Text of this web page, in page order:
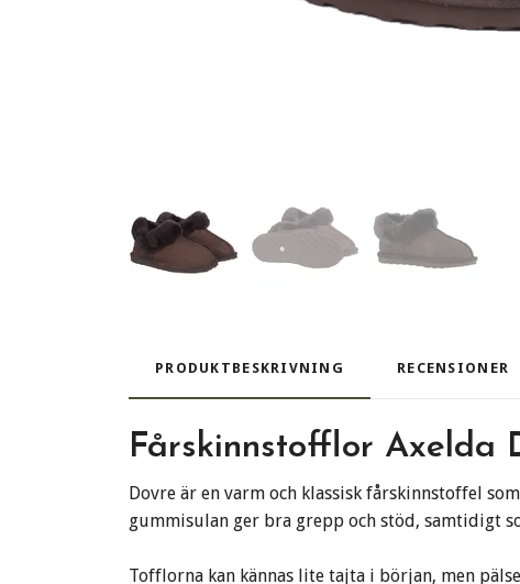
PRODUKTBESKRIVNING RECENSIONER
Fårskinnstofflor Axelda
Dovre är en varm och klassisk fårskinnstoffel
gummisulan ger bra grepp och stöd, samtidigt
Tofflorna kan kännas lite tajta i början, men